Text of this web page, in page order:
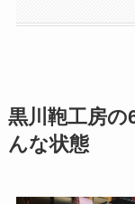
黒川鞄工房
んな状態